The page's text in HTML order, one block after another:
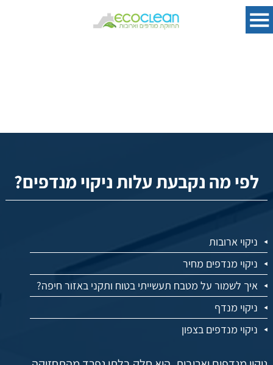
לפי מה נקבעת עלות ניקוי מנדפים?
ניקוי ארובות
ניקוי מנדפים מחיר
איך לשמור על מטבח תעשייתי בטוח ותקני באזור חיפה?
ניקוי מנדף
ניקוי מנדפים בצפון